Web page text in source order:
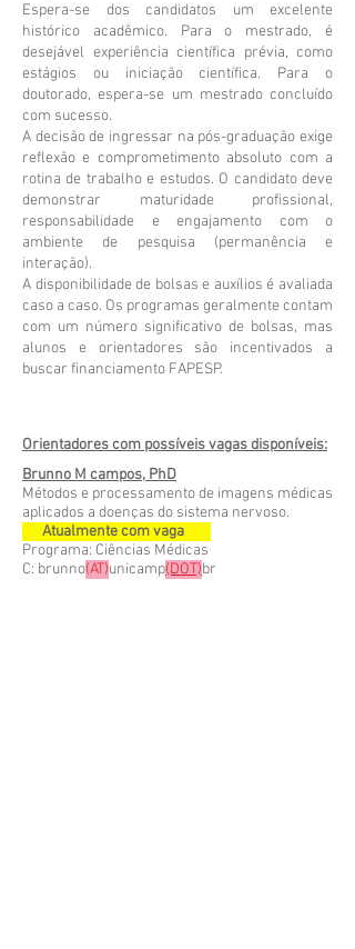
Espera-se dos candidatos um excelente
histórico acadêmico. Para o mestrado, é
desejável experiência científica prévia, como
estágios ou iniciação científica. Para o
doutorado, espera-se um mestrado concluído
com sucesso.
A decisão de ingressar na pós-graduação exige
reflexão e comprometimento absoluto com a
rotina de trabalho e estudos. O candidato deve
demonstrar maturidade profissional,
responsabilidade e engajamento com o
ambiente de pesquisa (permanência e
interação).
A disponibilidade de bolsas e auxílios é avaliada
caso a caso. Os programas geralmente contam
com um número significativo de bolsas, mas
alunos e orientadores são incentivados a
buscar financiamento FAPESP.
Orientadores com possíveis vagas disponíveis:
Brunno M campos, PhD
Métodos e processamento de imagens médicas
aplicados a doenças do sistema nervoso.
Atualmente com vaga
Programa: Ciências Médicas
C: brunno(AT)unicamp(DOT)br